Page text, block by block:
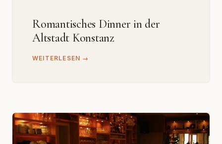
Romantisches Dinner in der
Altstadt Konstanz
WEITERLESEN →